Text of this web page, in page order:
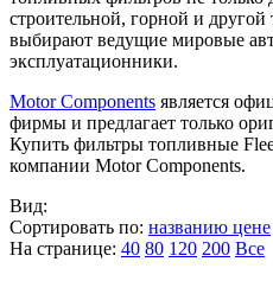
строительной, горной и
выбирают ведущие мировые
эксплуатационники.
Motor Components является
фирмы и предлагает только
Купить фильтры топливные
компании Motor Components.
Вид:
Сортировать по: названию цене
На странице: 40 80 120 200 Все